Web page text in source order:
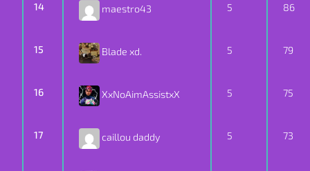
14 maestro43 5 86
15 Blade xd. 5 79
16 XxNoAimAssistxX 5 75
17 caillou daddy 5 73